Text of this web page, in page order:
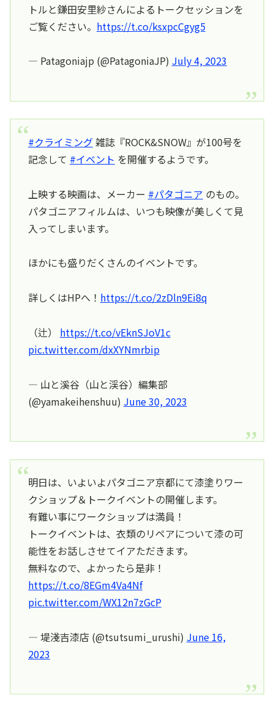
トルと鎌田安里紗さんによるトークセッションを
ご覧ください。 https://t.co/ksxpcCgyg5
— Patagoniajp (@PatagoniaJP) July 4, 2023
#クライミング雑誌『ROCK&SNOW』が100号を
記念して #イベント を開催するようです。
上映する映画は、メーカー #パタゴニア のもの。
パタゴニアフィルムは、いつも映像が美しくて見
入ってしまいます。
ほかにも盛りだくさんのイベントです。
詳しくはHPへ！ https://t.co/2zDln9Ei8q
（辻） https://t.co/vEknSJoV1c
pic.twitter.com/dxXYNmrbip
— 山と溪谷（山と渓谷）編集部
(@yamakeihenshuu) June 30, 2023
明日は、いよいよパタゴニア京都にて漆塗りワー
クショップ＆トークイベントの開催します。
有難い事にワークショップは満員！
トークイベントは、衣類のリペアについて漆の可
能性をお話しさせてイアただきます。
無料なので、よかったら是非！
https://t.co/8EGm4Va4Nf
pic.twitter.com/WX12n7zGcP
— 堤淺吉漆店 (@tsutsumi_urushi) June 16,
2023